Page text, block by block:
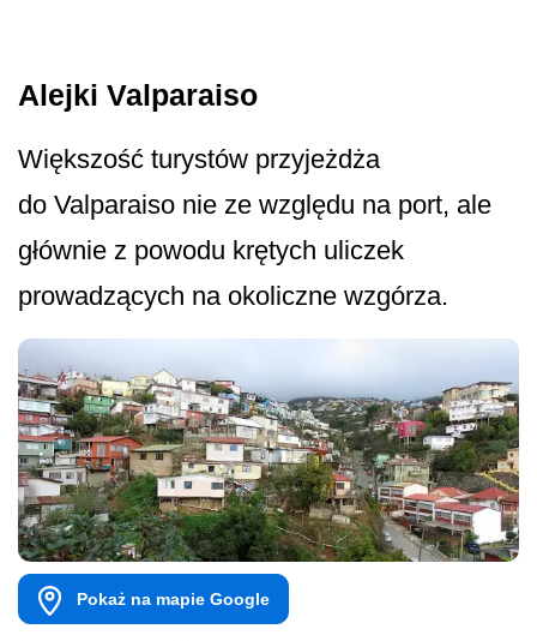
Alejki Valparaiso
Większość turystów przyjeżdża
do Valparaiso nie ze względu na port, ale
głównie z powodu krętych uliczek
prowadzących na okoliczne wzgórza.
Pokaż na mapie Google